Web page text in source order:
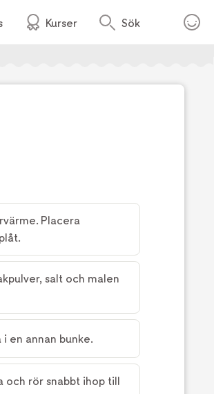
Kurser Sök
Foto:Köket.se
Placera
salt och malen
en annan bunke.
och rör snabbt ihop till